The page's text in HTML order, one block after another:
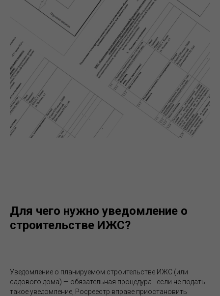
Для чего нужно уведомление о
строительстве ИЖС?
Уведомление о планируемом строительстве ИЖС (или
садового дома) — обязательная процедура - если не подать
такое уведомление, Росреестр вправе приостановить